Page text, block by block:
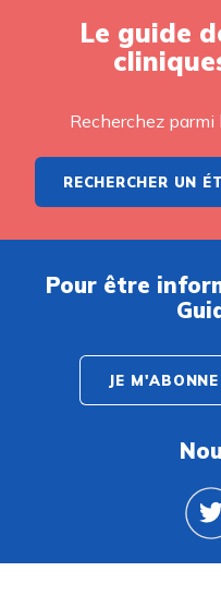
Le guide
Recherchez
RECHERCHER UN
Pour être
JE